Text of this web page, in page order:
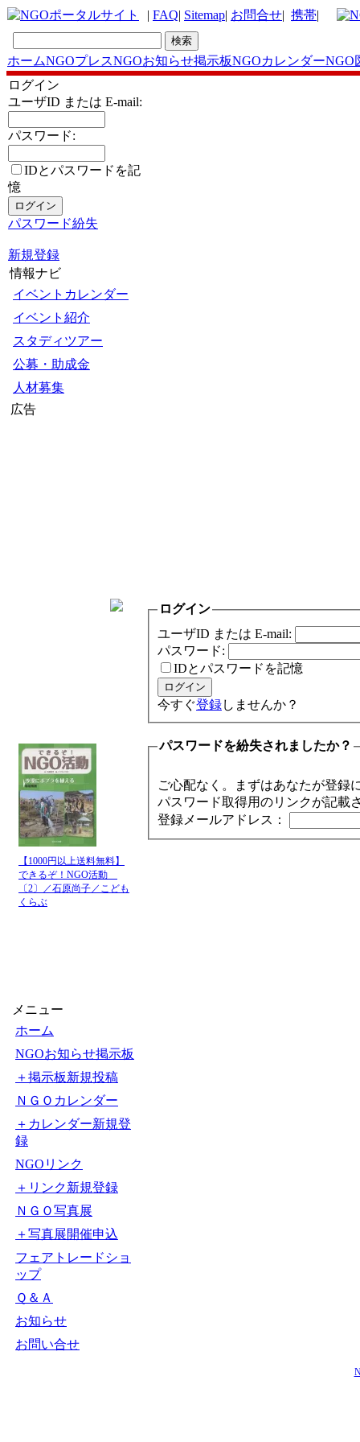
| FAQ| Sitemap| お問合せ| 携帯|
ホームNGOプレスNGOお知らせ掲示板NGOカレンダーNGO
ログイン
ユーザID または E-mail:
パスワード:
IDとパスワードを記
憶
パスワード紛失
新規登録
情報ナビ
イベントカレンダー
イベント紹介
スタディツアー
公募・助成金
人材募集
広告
【1000円以上送料無料】
できるぞ！NGO活動
〔2〕／石原尚子／こども
くらぶ
メニュー
ホーム
NGOお知らせ掲示板
＋掲示板新規投稿
ＮＧＯカレンダー
＋カレンダー新規登
録
NGOリンク
＋リンク新規登録
ＮＧＯ写真展
＋写真展開催申込
フェアトレードショ
ップ
Ｑ＆Ａ
お知らせ
お問い合せ
ログイン
ユーザID または E-mail:
パスワード:
IDとパスワードを記憶
今すぐ登録しませんか？
パスワードを紛失されましたか？
ご心配なく。まずはあなたが登録
パスワード取得用のリンクが記載
登録メールアドレス：